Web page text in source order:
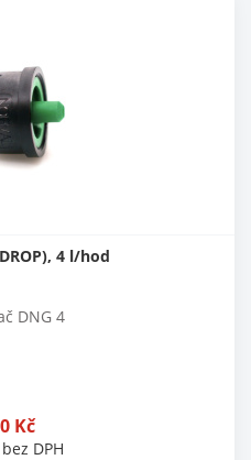
4 l/hod
DNG 4
Kč
bez DPH